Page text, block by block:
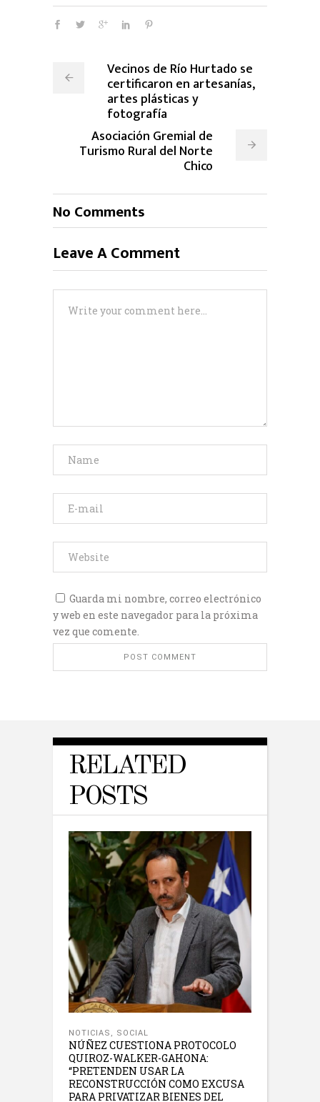
Vecinos de Río Hurtado se
certificaron en artesanías,
artes plásticas y
fotografía
Asociación Gremial de
Turismo Rural del Norte
Chico
No Comments
Leave A Comment
Guarda mi nombre, correo electrónico
y web en este navegador para la próxima
vez que comente.
RELATED
POSTS
NOTICIAS , SOCIAL
NÚÑEZ CUESTIONA PROTOCOLO
QUIROZ-WALKER-GAHONA:
“PRETENDEN USAR LA
RECONSTRUCCIÓN COMO EXCUSA
PARA PRIVATIZAR BIENES DEL